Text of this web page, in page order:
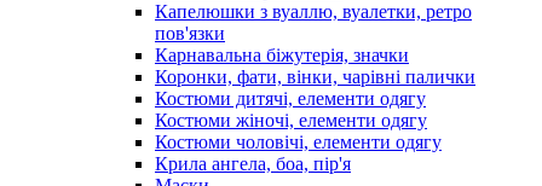
Капелюшки з вуаллю, вуалетки, ретро
пов'язки
Карнавальна біжутерія, значки
Коронки, фати, вінки, чарівні палички
Костюми дитячі, елементи одягу
Костюми жіночі, елементи одягу
Костюми чоловічі, елементи одягу
Крила ангела, боа, пір'я